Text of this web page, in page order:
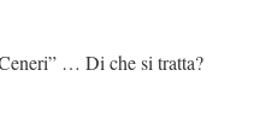
… Di che si tratta?